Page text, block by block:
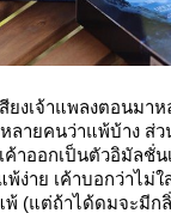
งเจ้าแพลงตอนมา
หลายคนว่าแพ้บ้าง ส่
ค้าออกเป็นตัวอิมัลชั่
าย เค้าบอกว่าไม่ใ
พ้ (แต่ถ้าได้ดมจะมีก